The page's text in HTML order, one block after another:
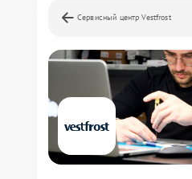
Сервисный центр Vestfrost